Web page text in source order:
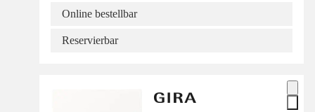
Online bestellbar
Reservierbar